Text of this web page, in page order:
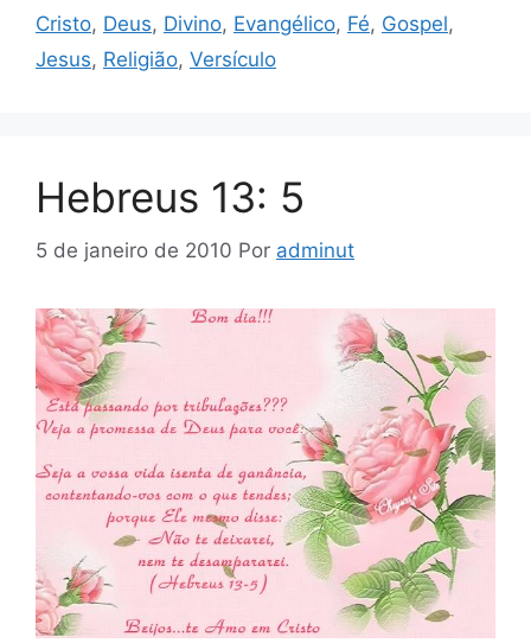
Cristo, Deus, Divino, Evangélico, Fé, Gospel,
Jesus, Religião, Versículo
Hebreus 13: 5
5 de janeiro de 2010 Por adminut